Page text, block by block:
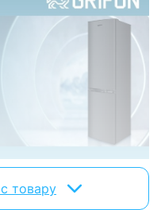
на заводах з
товару